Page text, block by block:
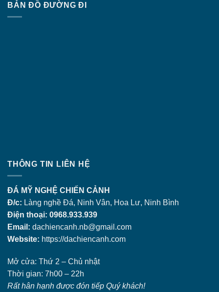
BẢN ĐỒ ĐƯỜNG ĐI
THÔNG TIN LIÊN HỆ
ĐÁ MỸ NGHỆ CHIẾN CẢNH
Đ/c: Làng nghề Đá, Ninh Vân, Hoa Lư, Ninh Bình
Điện thoại: 0968.933.939
Email: dachiencanh.nb@gmail.com
Website: https://dachiencanh.com
Mở cửa: Thứ 2 – Chủ nhật
Thời gian: 7h00 – 22h
Rất hân hạnh được đón tiếp Quý khách!